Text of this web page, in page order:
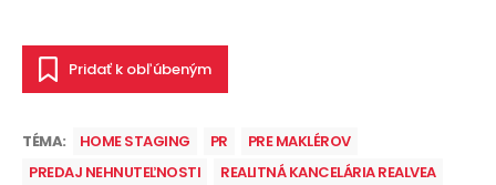
Pridať k obľúbeným
TÉMA: HOME STAGING PR
PRE MAKLÉROV
PREDAJ NEHNUTEĽNOSTI
REALITNÁ KANCELÁRIA REALVEA